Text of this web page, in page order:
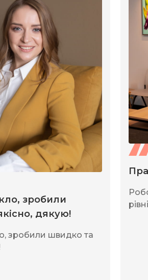
зробили
дякую!
зробили швидко та